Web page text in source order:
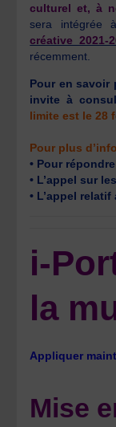
culturel et, à
sera intégrée
créative 2021-
récemment.
Pour en savoir
invite à
limite est le 28
Pour plus
• Pour
• L’appel sur
• L’appel
i-
la
Appliquer
Mise